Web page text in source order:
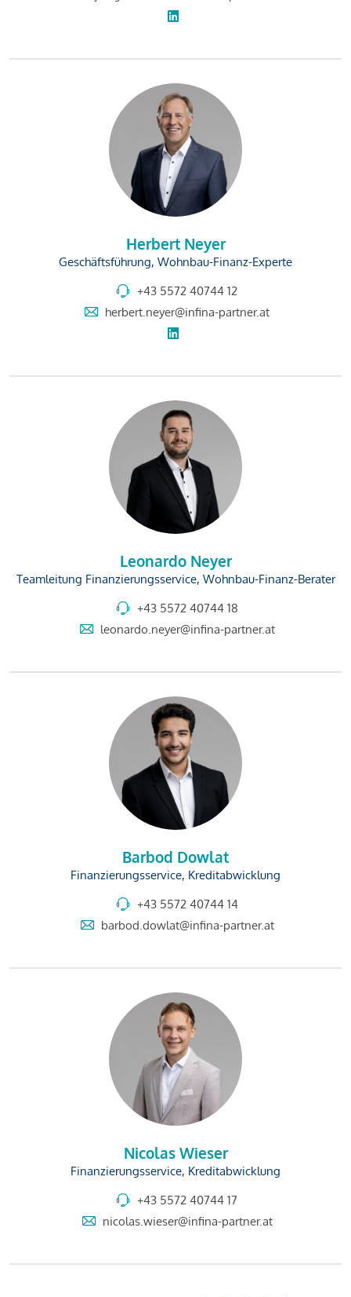
Herbert Neyer
Geschäftsführung, Wohnbau-Finanz-Experte
+43 5572 40744 12
herbert.neyer@infina-partner.at
Leonardo Neyer
Teamleitung Finanzierungsservice, Wohnbau-Finanz-Berater
+43 5572 40744 18
leonardo.neyer@infina-partner.at
Barbod Dowlat
Finanzierungsservice, Kreditabwicklung
+43 5572 40744 14
barbod.dowlat@infina-partner.at
Nicolas Wieser
Finanzierungsservice, Kreditabwicklung
+43 5572 40744 17
nicolas.wieser@infina-partner.at